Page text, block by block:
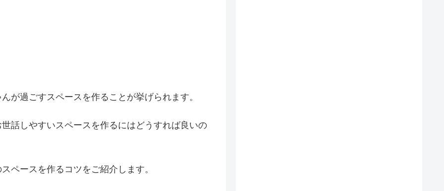
が過ごすスペースを作ることが挙げられます。
話しやすいスペースを作るにはどうすれば良いの
ペースを作るコツをご紹介します。